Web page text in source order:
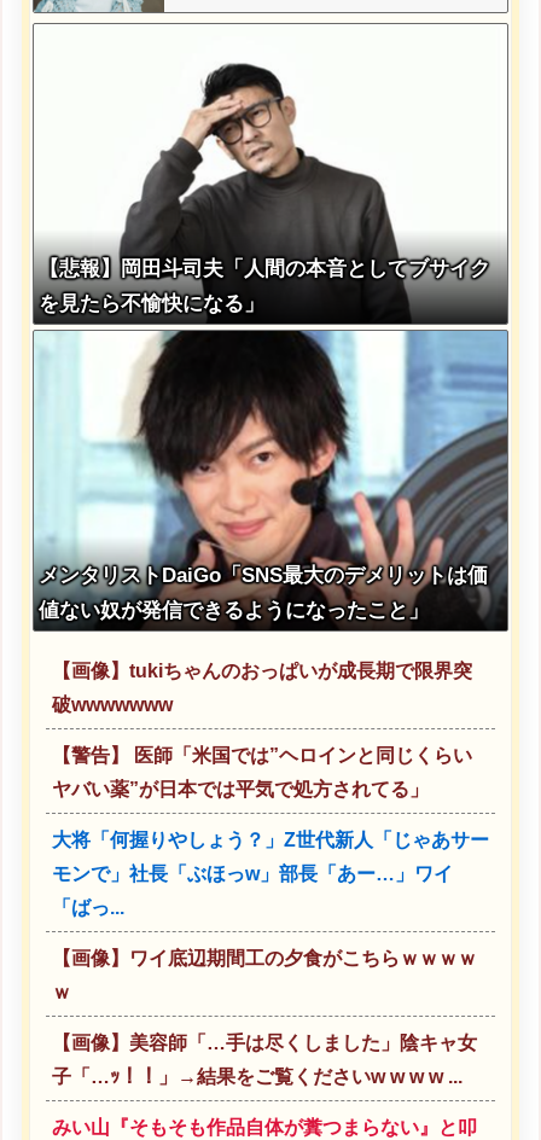
【悲報】岡田斗司夫「人間の本音としてブサイク
を見たら不愉快になる」
メンタリストDaiGo「SNS最大のデメリットは価
値ない奴が発信できるようになったこと」
【画像】tukiちゃんのおっぱいが成長期で限界突
破wwwwwww
【警告】 医師「米国では”ヘロインと同じくらい
ヤバい薬”が日本では平気で処方されてる」
大将「何握りやしょう？」Z世代新人「じゃあサー
モンで」社長「ぶほっw」部長「あー…」ワイ
「ばっ...
【画像】ワイ底辺期間工の夕食がこちらｗｗｗｗ
ｗ
【画像】美容師「…手は尽くしました」陰キャ女
子「…ｯ！！」→結果をご覧くださいw w w w ...
みい山『そもそも作品自体が糞つまらない』と叩